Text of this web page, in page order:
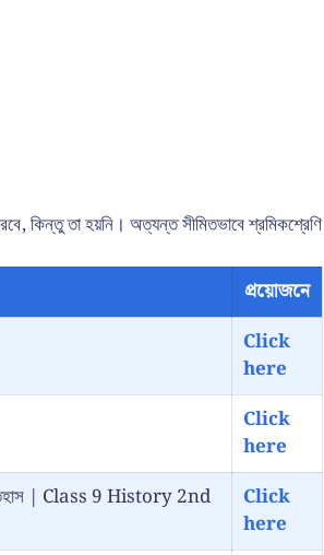
কিন্তু তা হয়নি। অত্যন্ত সীমিতভাবে শ্রমিকশ্রেণি
প্রয়োজনে
Click
here
Click
here
ইতিহাস | Class 9 History 2nd
Click
here